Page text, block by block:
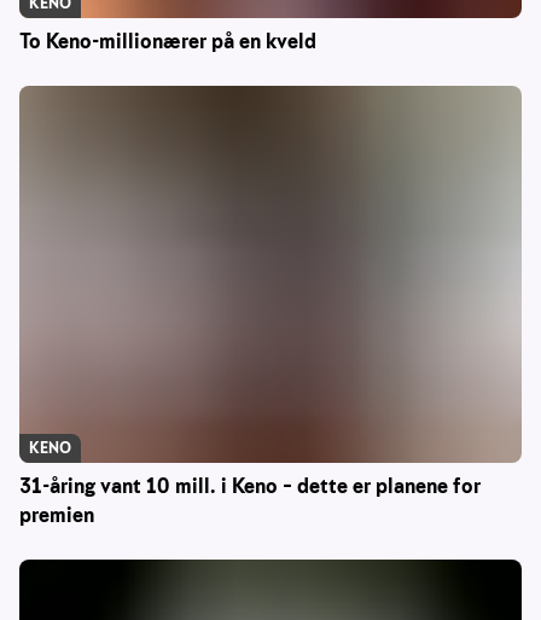
To Keno-millionærer på en kveld
31-åring vant 10 mill. i Keno – dette er planene for
premien
KENO